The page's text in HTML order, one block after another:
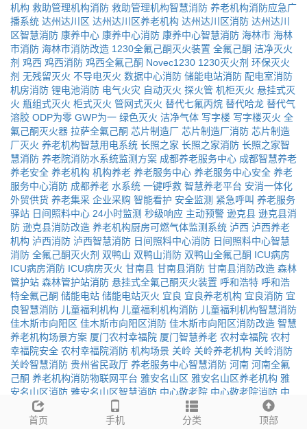
机构 救助管理机构消防 救助管理机构智慧消防 养老机构消防应急广
播系统 达州达川区 达州达川区养老机构 达州达川区消防 达州达川
区智慧消防 康养中心 康养中心消防 康养中心智慧消防 海林市 海林
市消防 海林市消防改造 1230全氟己酮灭火装置 全氟己酮 洁净灭火
剂 鸡西 鸡西消防 鸡西全氟己酮 Novec1230 1230灭火剂 环保灭火
剂 无残留灭火 不导电灭火 数据中心消防 储能电站消防 配电室消防
机房消防 锂电池消防 电气火灾 自动灭火 探火管 机柜灭火 悬挂式灭
火 瓶组式灭火 柜式灭火 管网式灭火 替代七氟丙烷 替代哈龙 替代气
溶胶 ODP为零 GWP为一 绿色灭火 洁净气体 写字楼 写字楼灭火 全
氟己酮灭火器 拉萨全氟己酮 芯片制造厂 芯片制造厂消防 芯片制造
厂灭火 养老机构智慧用电系统 长照之家 长照之家消防 长照之家智
慧消防 养老院消防水系统监测方案 成都养老服务中心 成都智慧养老
养老安全 养老机构 机构养老 养老服务中心 养老服务中心安全 养老
服务中心消防 成都养老 水系统 一键呼救 智慧养老平台 安消一体化
外贸供货 养老集采 企业采购 智能看护 安全监测 紧急呼叫 养老服务
驿站 日间照料中心 24小时监测 秒级响应 主动预警 逊克县 逊克县消
防 逊克县消防改造 养老机构厨房可燃气体监测系统 泸西 泸西养老
机构 泸西消防 泸西智慧消防 日间照料中心消防 日间照料中心智慧
消防 全氟己酮灭火剂 双鸭山 双鸭山消防 双鸭山全氟己酮 ICU病房
ICU病房消防 ICU病房灭火 甘南县 甘南县消防 甘南县消防改造 森林
管护站 森林管护站消防 悬挂式全氟己酮灭火装置 呼和浩特 呼和浩
特全氟己酮 储能电站 储能电站灭火 宜良 宜良养老机构 宜良消防 宜
良智慧消防 儿童福利机构 儿童福利机构消防 儿童福利机构智慧消防
佳木斯市向阳区 佳木斯市向阳区消防 佳木斯市向阳区消防改造 智慧
养老机构场景方案 厦门农村幸福院 厦门智慧养老 农村幸福院 农村
幸福院安全 农村幸福院消防 机构场景 关岭 关岭养老机构 关岭消防
关岭智慧消防 贵州省民政厅 养老服务中心智慧消防 河南 河南全氟
己酮 养老机构消防物联网平台 雅安名山区 雅安名山区养老机构 雅
安名山区消防 雅安名山区智慧消防 中心敬老院 中心敬老院消防 中
心敬老院智慧消防
智慧养老数字化解决方案
高邑智慧养
养老院安全 高邑养老 数字化
化隆养老机构
首页 手机 分类 顶部